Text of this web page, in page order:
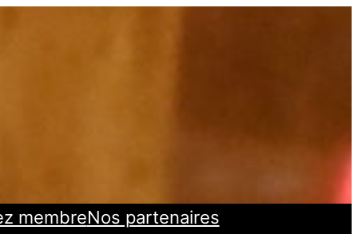
membreNos partenaires